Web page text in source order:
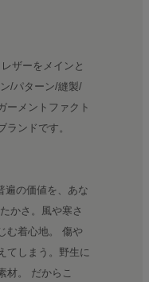
ザーをメインと
/パターン/縫製/
ーメントファクト
ランドです。
遍の価値を、あな
かさ。風や寒さ
む着心地。 傷や
てしまう。野生に
材。 だからこ